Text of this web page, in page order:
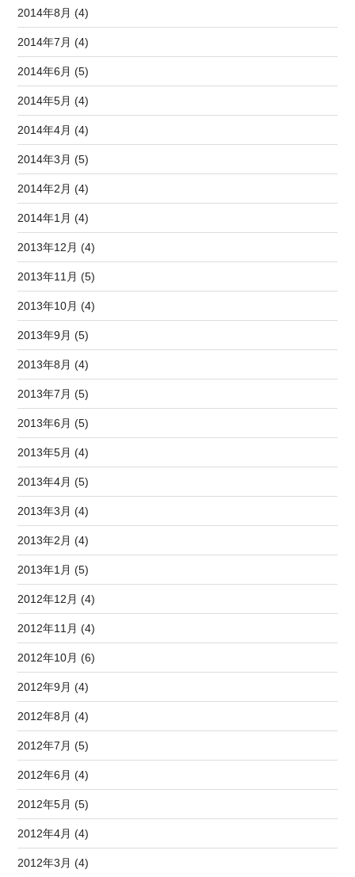
2014年8月 (4)
2014年7月 (4)
2014年6月 (5)
2014年5月 (4)
2014年4月 (4)
2014年3月 (5)
2014年2月 (4)
2014年1月 (4)
2013年12月 (4)
2013年11月 (5)
2013年10月 (4)
2013年9月 (5)
2013年8月 (4)
2013年7月 (5)
2013年6月 (5)
2013年5月 (4)
2013年4月 (5)
2013年3月 (4)
2013年2月 (4)
2013年1月 (5)
2012年12月 (4)
2012年11月 (4)
2012年10月 (6)
2012年9月 (4)
2012年8月 (4)
2012年7月 (5)
2012年6月 (4)
2012年5月 (5)
2012年4月 (4)
2012年3月 (4)